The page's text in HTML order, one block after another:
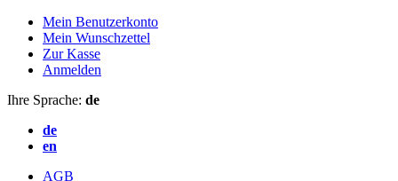
Mein Benutzerkonto
Mein Wunschzettel
Zur Kasse
Anmelden
Ihre Sprache: de
de
en
AGB